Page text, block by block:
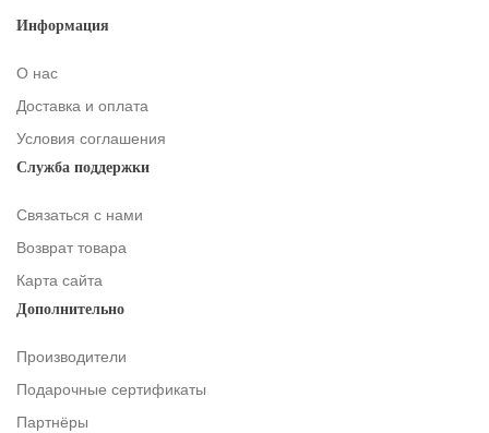
Информация
О нас
Доставка и оплата
Условия соглашения
Служба поддержки
Связаться с нами
Возврат товара
Карта сайта
Дополнительно
Производители
Подарочные сертификаты
Партнёры